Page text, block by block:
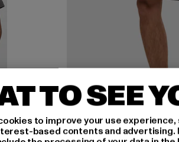
TO SEE
to improve your use
based contents and